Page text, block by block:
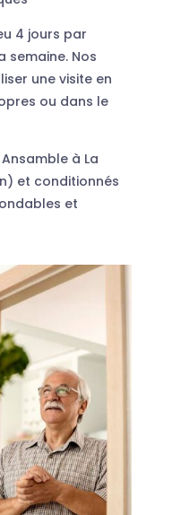
4 jours par
semaine. Nos
une visite en
ou dans le
à La
et conditionnés
et